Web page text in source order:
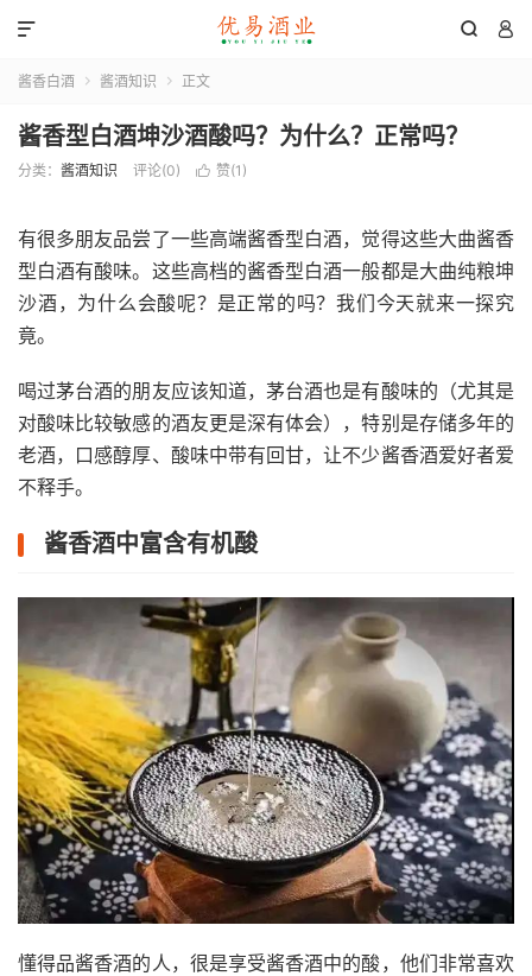
 

酱香白酒  酱酒知识  正文
酱香型白酒坤沙酒酸吗？为什么？正常吗？
分类： 酱酒知识 评论(0)  赞(1 )
有很多朋友品尝了一些高端酱香型白酒，觉得这些大曲酱香
型白酒有酸味。这些高档的酱香型白酒一般都是大曲纯粮坤
沙酒，为什么会酸呢？是正常的吗？我们今天就来一探究
竟。
喝过茅台酒的朋友应该知道，茅台酒也是有酸味的（尤其是
对酸味比较敏感的酒友更是深有体会），特别是存储多年的
老酒，口感醇厚、酸味中带有回甘，让不少酱香酒爱好者爱
不释手。
酱香酒中富含有机酸
懂得品酱香酒的人，很是享受酱香酒中的酸，他们非常喜欢